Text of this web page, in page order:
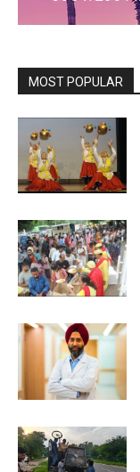
MOST POPULAR